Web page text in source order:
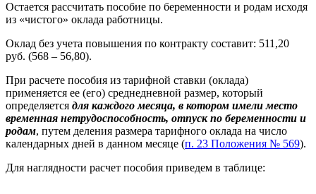
Остается рассчитать пособие по беременности и родам исходя
из «чистого» оклада работницы.
Оклад без учета повышения по контракту составит: 511,20
руб. (568 – 56,80).
При расчете пособия из тарифной ставки (оклада)
применяется ее (его) среднедневной размер, который
определяется для каждого месяца, в котором имели место
временная нетрудоспособность, отпуск по беременности и
родам, путем деления размера тарифного оклада на число
календарных дней в данном месяце (п. 23 Положения № 569).
Для наглядности расчет пособия приведем в таблице: